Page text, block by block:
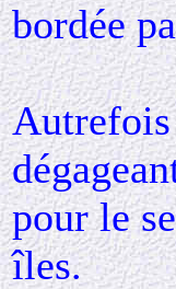
bordée
Autrefois
pour le
îles.